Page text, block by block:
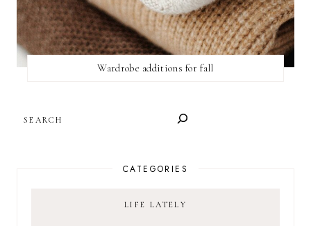
Wardrobe additions for fall
CATEGORIES
LIFE LATELY